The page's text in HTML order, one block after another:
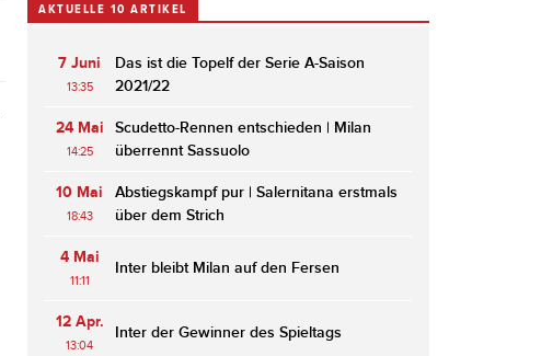
AKTUELLE 10 ARTIKEL
7 Juni
13:35
Das ist die Topelf der Serie A-Saison
2021/22
24 Mai
14:25
Scudetto-Rennen entschieden | Milan
überrennt Sassuolo
10 Mai
18:43
Abstiegskampf pur | Salernitana erstmals
über dem Strich
4 Mai
11:11
Inter bleibt Milan auf den Fersen
12 Apr.
13:04
Inter der Gewinner des Spieltags